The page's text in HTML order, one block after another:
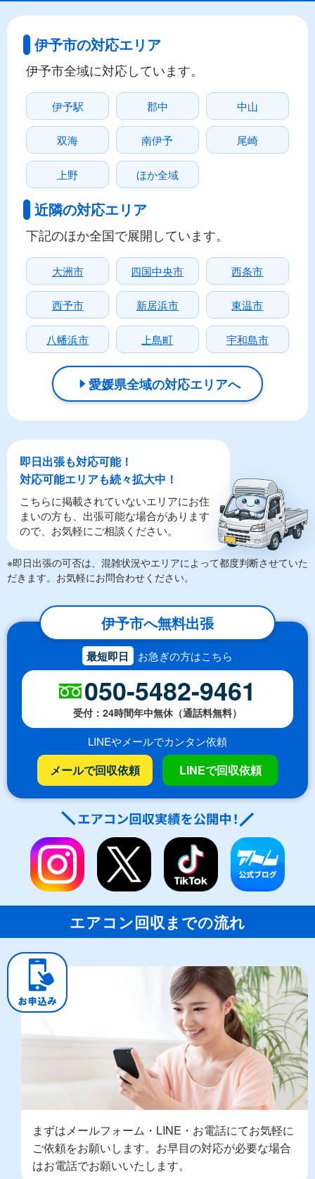
伊予市の対応エリア
伊予市全域に対応しています。
伊予駅 郡中 中山
双海 南伊予 尾崎
上野 ほか全域
近隣の対応エリア
下記のほか全国で展開しています。
大洲市 四国中央市 西条市
西予市 新居浜市 東温市
八幡浜市 上島町 宇和島市
愛媛県全域の対応エリアへ
即日出張も対応可能！
対応可能エリアも続々拡大中！
こちらに掲載されていないエリアにお住
まいの方も、出張可能な場合があります
ので、お気軽にご相談ください。
※即日出張の可否は、混雑状況やエリアによって都度判断させていた
だきます。お気軽にお問合わせください。
伊予市へ無料出張
最短即日 お急ぎの方はこちら
050-5482-9461
受付：24時間年中無休（通話料無料）
LINEやメールでカンタン依頼
メールで回収依頼 LINEで回収依頼
エアコン回収までの流れ
まずはメールフォーム・LINE・お電話にてお気軽に
ご依頼をお願いします。お早目の対応が必要な場合
はお電話でお願いいたします。